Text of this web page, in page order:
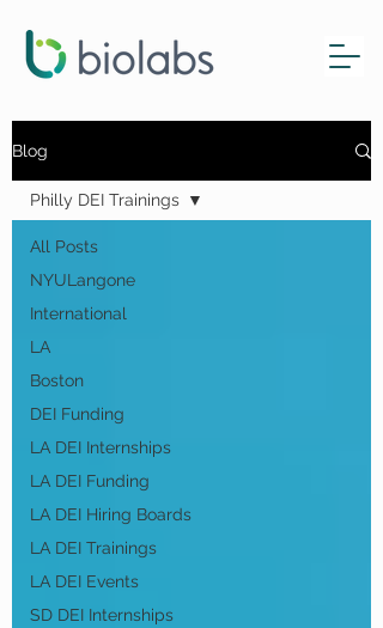
Blog
All Posts
NYULangone
International
LA
Boston
DEI Funding
LA DEI Internships
LA DEI Funding
LA DEI Hiring Boards
LA DEI Trainings
LA DEI Events
SD DEI Internships
Philly DEI Trainings